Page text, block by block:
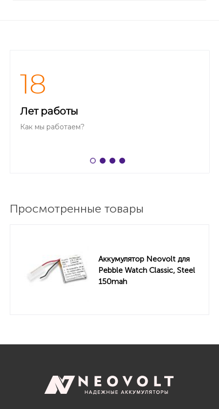
18
Лет работы
Как мы работаем?
Просмотренные товары
Аккумулятор Neovolt для
Pebble Watch Classic, Steel
150mah